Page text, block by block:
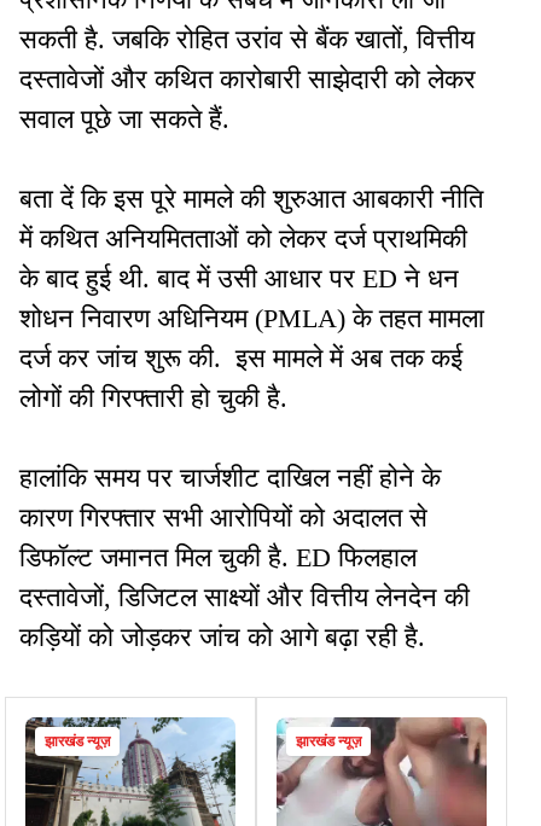
सकती है. जबकि रोहित उरांव से बैंक खातों, वित्तीय
दस्तावेजों और कथित कारोबारी साझेदारी को लेकर
सवाल पूछे जा सकते हैं.
बता दें कि इस पूरे मामले की शुरुआत आबकारी नीति
में कथित अनियमितताओं को लेकर दर्ज प्राथमिकी
के बाद हुई थी. बाद में उसी आधार पर ED ने धन
शोधन निवारण अधिनियम (PMLA) के तहत मामला
दर्ज कर जांच शुरू की. इस मामले में अब तक कई
लोगों की गिरफ्तारी हो चुकी है.
हालांकि समय पर चार्जशीट दाखिल नहीं होने के
कारण गिरफ्तार सभी आरोपियों को अदालत से
डिफॉल्ट जमानत मिल चुकी है. ED फिलहाल
दस्तावेजों, डिजिटल साक्ष्यों और वित्तीय लेनदेन की
कड़ियों को जोड़कर जांच को आगे बढ़ा रही है.
झारखंड न्यूज़ झारखंड न्यूज़